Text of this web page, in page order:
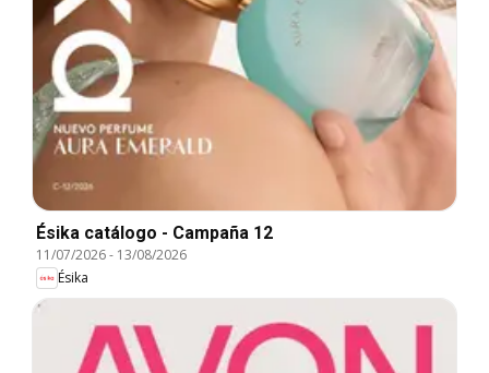
Ésika catálogo - Campaña 12
11/07/2026- 13/08/2026
Ésika